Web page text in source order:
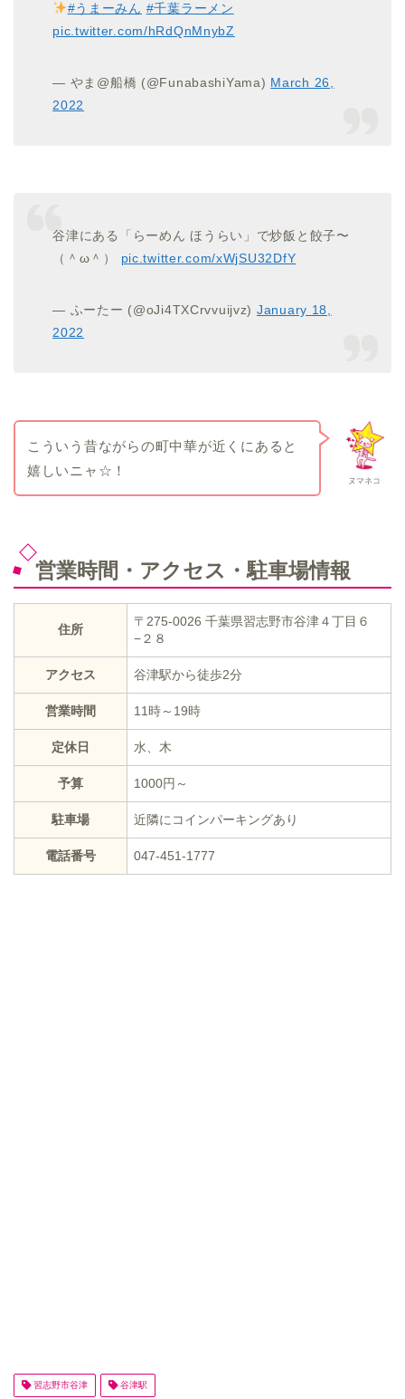
#うまーみん #千葉ラーメン
pic.twitter.com/hRdQnMnybZ
— やま@船橋 (@FunabashiYama) March 26,
2022
谷津にある「らーめん ほうらい」で炒飯と餃子〜
（＾ω＾） pic.twitter.com/xWjSU32DfY
— ふーたー (@oJi4TXCrvvuijvz) January 18,
2022
ヌマネコ
こういう昔ながらの町中華が近くにあると
嬉しいニャ☆！
営業時間・アクセス・駐車場情報
住所
〒275-0026 千葉県習志野市谷津４丁目６
−２８
アクセス 谷津駅から徒歩2分
営業時間 11時～19時
定休日 水、木
予算 1000円～
駐車場 近隣にコインパーキングあり
電話番号 047-451-1777
習志野市谷津 谷津駅